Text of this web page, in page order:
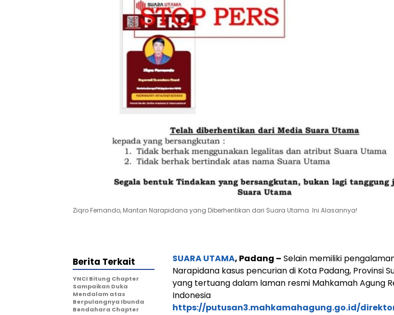
Ziqro Fernando, Mantan Narapidana yang Diberhentikan dari Suara Utama. Ini Alasannya!
SUARA UTAMA, Padang – Selain memiliki
Narapidana kasus pencurian di Kota Padang, Provinsi
yang tertuang dalam laman resmi Mahkamah Agung
Indonesia
https://putusan3.mahkamahagung.go.id/
Berita Terkait
YNCI Bitung Chapter
Sampaikan Duka
Mendalam atas
Berpulangnya Ibunda
Bendahara Chapter